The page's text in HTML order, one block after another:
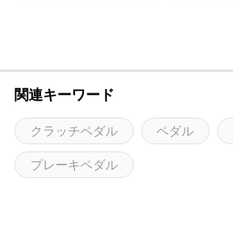
関連キーワード
クラッチペダル ペダル
プレーキペダル